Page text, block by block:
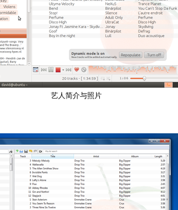
艺人简介与照片